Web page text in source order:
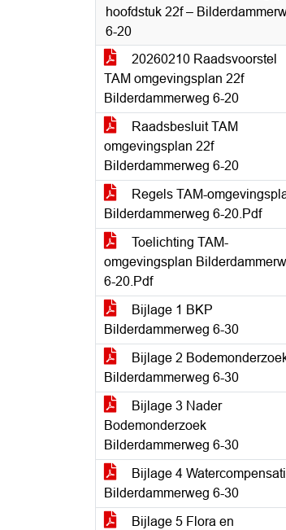
hoofdstuk 22f –
6-20
20260210 Raadsvoorstel
TAM omgevingsplan 22f
Bilderdammerweg 6-20
Raadsbesluit TAM
omgevingsplan 22f
Bilderdammerweg 6-20
Regels TAM-
Bilderdammerweg 6-20.Pdf
Toelichting TAM-
omgevingsplan
6-20.Pdf
Bijlage 1 BKP
Bilderdammerweg 6-30
Bijlage 2
Bilderdammerweg 6-30
Bijlage 3 Nader
Bodemonderzoek
Bilderdammerweg 6-30
Bijlage 4
Bilderdammerweg 6-30
Bijlage 5 Flora en